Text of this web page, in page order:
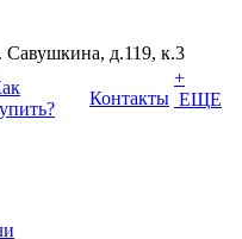
Савушкина, д.119, к.3
Контакты
+
ЕЩЕ